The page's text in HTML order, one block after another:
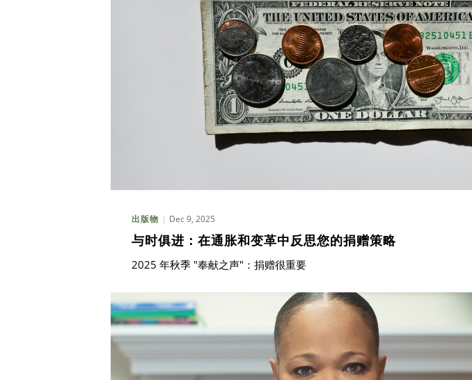
出版物 Dec 9, 2025
与时俱进：在通胀和变革中反思您的捐赠策略
2025 年秋季 "奉献之声"：捐赠很重要